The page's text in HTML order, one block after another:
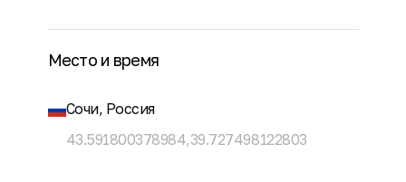
Место и время
Сочи, Россия
43.591800378984,39.727498122803